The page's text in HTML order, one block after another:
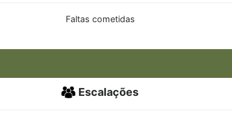
Faltas cometidas
Escalações